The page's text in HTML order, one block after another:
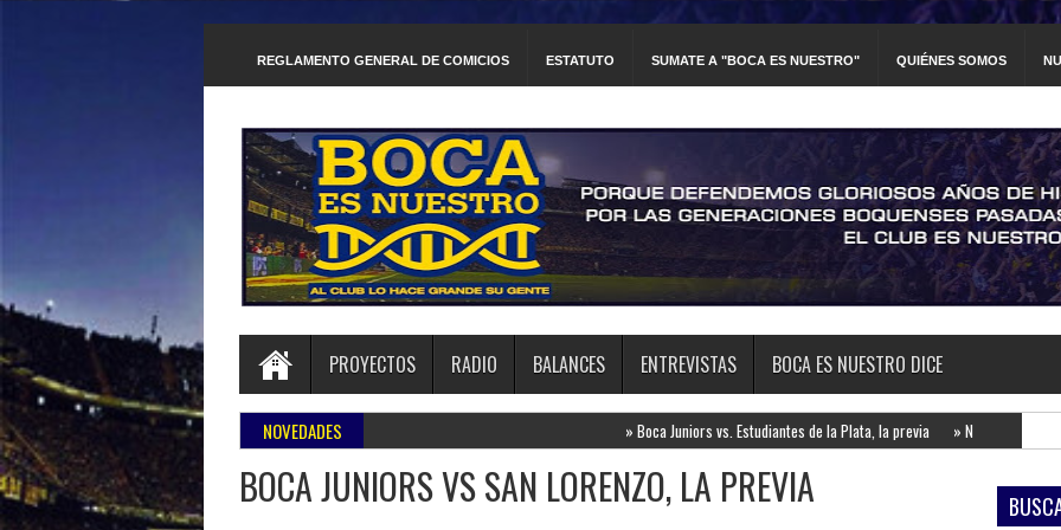
REGLAMENTO GENERAL DE COMICIOS ESTATUTO SUMATE A "BOCA ES NUESTRO" QUIÉNES SOMOS
PROYECTOS RADIO BALANCES ENTREVISTAS BOCA ES NUESTRO DICE
NOVEDADES Boca Juniors vs. Estudiantes de la Plata, la previa »Newell's Old Boys vs. Boca
BOCA JUNIORS VS SAN LORENZO, LA PREVIA